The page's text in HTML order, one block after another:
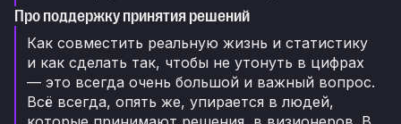
Про поддержку принятия решений
Как совместить реальную жизнь и статистику
и как сделать так, чтобы не утонуть в цифрах
— это всегда очень большой и важный вопрос.
Всё всегда, опять же, упирается в людей,